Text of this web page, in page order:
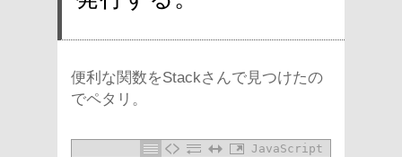
便利な関数をStackさんで見つけたの
でペタリ。
JavaScript